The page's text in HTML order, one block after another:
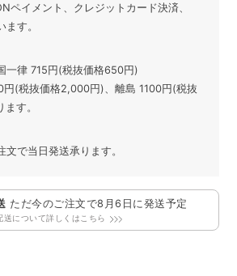
ペイメント、クレジットカード決済、
す。
一律 715円(税抜価格650円)
円(税抜価格2,000円)、離島 1100円(税抜
す。
文で当日発送承ります。
ただ今のご注文で8月6日 に発送予定
送について詳しくはこちら